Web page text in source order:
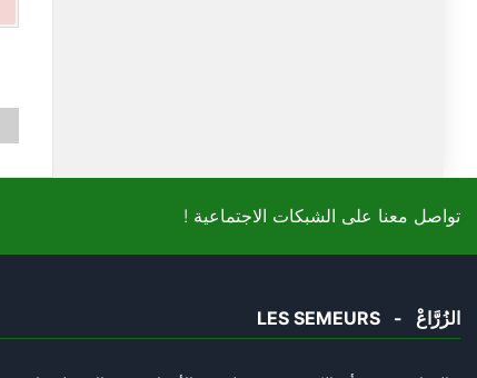
! تواصل معنا على الشبكات الاجتماعية
LES SEMEURS - الزُرَّاعْ